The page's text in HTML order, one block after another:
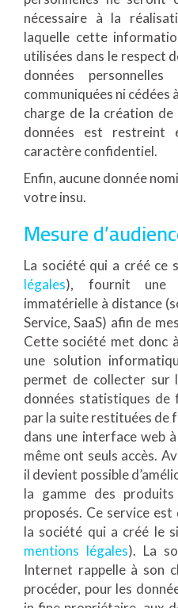
nécessaire à la
laquelle cette
utilisées dans le respect
données
communiquées ni cédées
charge de la création
données est
caractère confidentiel.
Enfin, aucune donnée
votre insu.
Mesure
La société qui a créé ce
légales), fournit une
immatérielle à distance
Service, SaaS) afin de
Cette société met donc
une solution
permet de collecter sur
données statistiques
par la suite restituées de
dans une interface web
même ont seuls accès.
il devient possible
la gamme des
proposés. Ce service
la société qui a créé le
mentions légales). La
Internet rappelle à son
procéder, pour les